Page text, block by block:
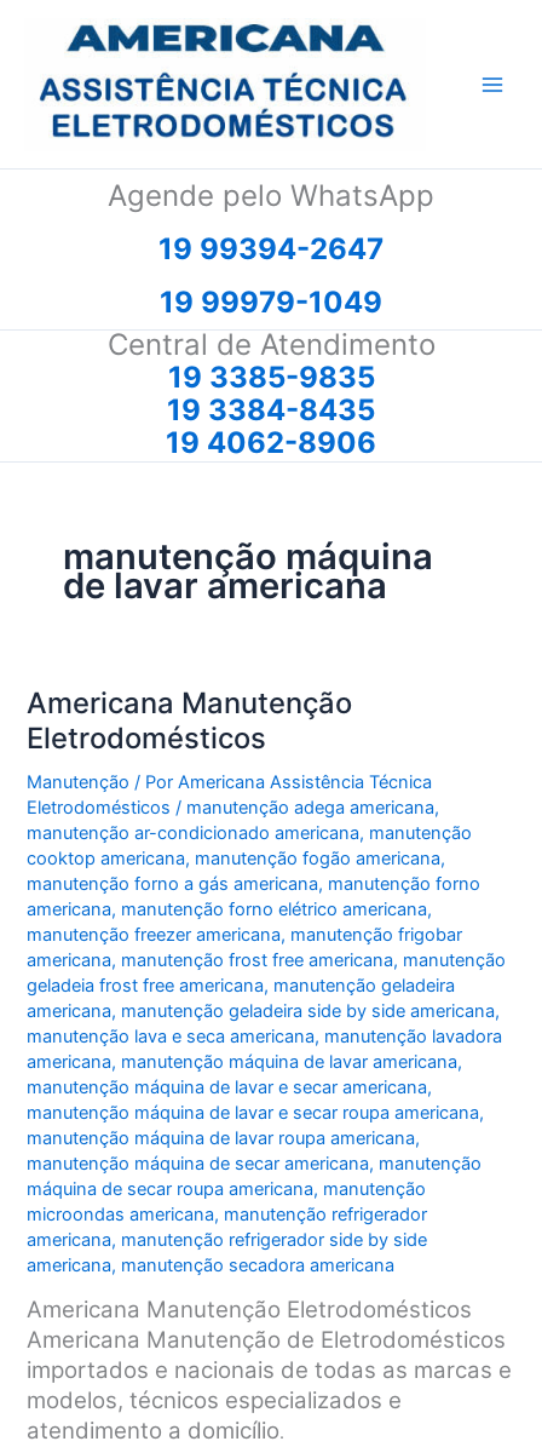
conteúdo
Agende pelo WhatsApp
19 99394-2647
19 99979-1049
Central de Atendimento
19 3385-9835
19 3384-8435
19 4062-8906
manutenção máquina
de lavar americana
Americana Manutenção
Eletrodomésticos
Manutenção / PorAmericana Assistência Técnica
Eletrodomésticos / manutenção adega americana,
manutenção ar-condicionado americana, manutenção
cooktop americana, manutenção fogão americana,
manutenção forno a gás americana, manutenção forno
americana, manutenção forno elétrico americana,
manutenção freezer americana, manutenção frigobar
americana, manutenção frost free americana, manutenção
geladeia frost free americana, manutenção geladeira
americana, manutenção geladeira side by side americana,
manutenção lava e seca americana, manutenção lavadora
americana, manutenção máquina de lavar americana,
manutenção máquina de lavar e secar americana,
manutenção máquina de lavar e secar roupa americana,
manutenção máquina de lavar roupa americana,
manutenção máquina de secar americana, manutenção
máquina de secar roupa americana, manutenção
microondas americana, manutenção refrigerador
americana, manutenção refrigerador side by side
americana, manutenção secadora americana
Americana Manutenção Eletrodomésticos
Americana Manutenção de Eletrodomésticos
importados e nacionais de todas as marcas e
modelos, técnicos especializados e
atendimento a domicílio.